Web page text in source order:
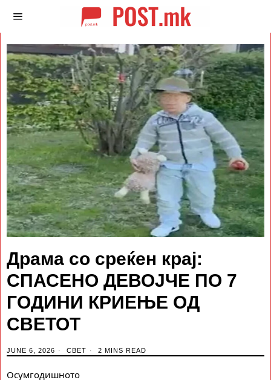
Драма со среќен крај:
СПАСЕНО ДЕВОЈЧЕ ПО 7
ГОДИНИ КРИЕЊЕ ОД
СВЕТОТ
JUNE 6, 2026 СВЕТ 2 MINS READ
Осумгодишното